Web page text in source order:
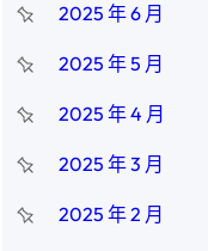
2025 年 6 月
2025 年 5 月
2025 年 4 月
2025 年 3 月
2025 年 2 月